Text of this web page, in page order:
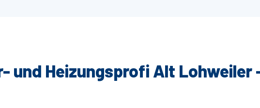
und Heizungsprofi Alt Lohweiler